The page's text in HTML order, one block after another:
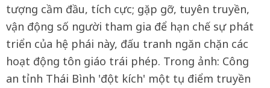
tượng cầm đầu, tích cực; gặp gỡ, tuyên truyền,
vận động số người tham gia để hạn chế sự phát
triển của hệ phái này, đấu tranh ngăn chặn các
hoạt động tôn giáo trái phép. Trong ảnh: Công
an tỉnh Thái Bình 'đột kích' một tụ điểm truyền